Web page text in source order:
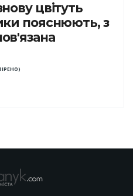
цвітуть
пояснюють, з